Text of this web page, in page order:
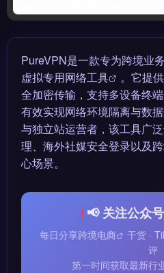
PureVPN是一款专为跨境业
虚拟专用网络工具
。它提
全加密传输，支持多设备终
有效实现网络环境隔离与数
与独立站运营者，该工具广
理、海外社媒安全登录以及
心场景。
📢 关注公众
每日分享跨境电商
干货 ·
评
第一时间获取最新行